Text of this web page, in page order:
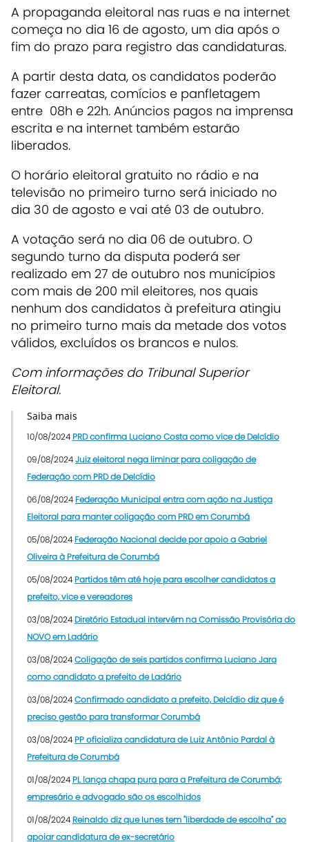
A propaganda eleitoral nas ruas e na internet
começa no dia 16 de agosto, um dia após o
fim do prazo para registro das candidaturas.
A partir desta data, os candidatos poderão
fazer carreatas, comícios e panfletagem
entre 08h e 22h. Anúncios pagos na imprensa
escrita e na internet também estarão
liberados.
O horário eleitoral gratuito no rádio e na
televisão no primeiro turno será iniciado no
dia 30 de agosto e vai até 03 de outubro.
A votação será no dia 06 de outubro. O
segundo turno da disputa poderá ser
realizado em 27 de outubro nos municípios
com mais de 200 mil eleitores, nos quais
nenhum dos candidatos à prefeitura atingiu
no primeiro turno mais da metade dos votos
válidos, excluídos os brancos e nulos.
Com informações do Tribunal Superior
Eleitoral.
Saiba mais
10/08/2024 PRD confirma Luciano Costa como vice de Delcídio
09/08/2024Juiz eleitoral nega liminar para coligação de
Federação com PRD de Delcídio
06/08/2024 Federação Municipal entra com ação na Justiça
Eleitoral para manter coligação com PRD em Corumbá
05/08/2024 Federação Nacional decide por apoio a Gabriel
Oliveira à Prefeitura de Corumbá
05/08/2024 Partidos têm até hoje para escolher candidatos a
prefeito, vice e vereadores
03/08/2024 Diretório Estadual intervém na Comissão Provisória do
NOVO em Ladário
03/08/2024Coligação de seis partidos confirma Luciano Jara
como candidato a prefeito de Ladário
03/08/2024Confirmado candidato a prefeito, Delcídio diz que é
preciso gestão para transformar Corumbá
03/08/2024 PP oficializa candidatura de Luiz Antônio Pardal à
Prefeitura de Corumbá
01/08/2024 PL lança chapa pura para a Prefeitura de Corumbá;
empresário e advogado são os escolhidos
01/08/2024 Reinaldo diz que Iunes tem "liberdade de escolha" ao
apoiar candidatura de ex-secretário